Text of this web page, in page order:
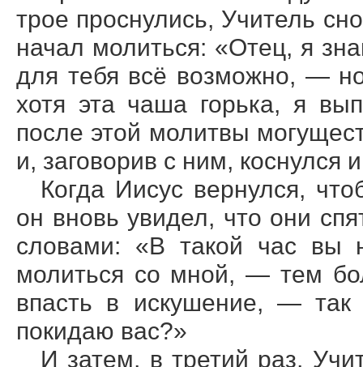
трое проснулись, Учитель
начал молиться: «Отец, я
для тебя всё возможно, —
хотя эта чаша горька, я
после этой молитвы
и, заговорив с ним, коснулся
Когда Иисус вернулся,
он вновь увидел, что они
словами: «В такой час вы
молиться со мной, — тем
впасть в искушение, —
покидаю вас?»
И затем, в третий раз,